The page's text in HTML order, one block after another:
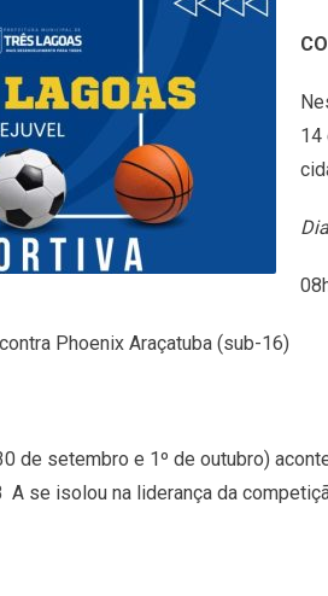
14
Phoenix Araçatuba (sub-16)
de setembro e 1º de outubro)
A se isolou na liderança da